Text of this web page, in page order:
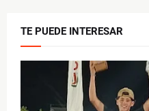
TE PUEDE INTERESAR